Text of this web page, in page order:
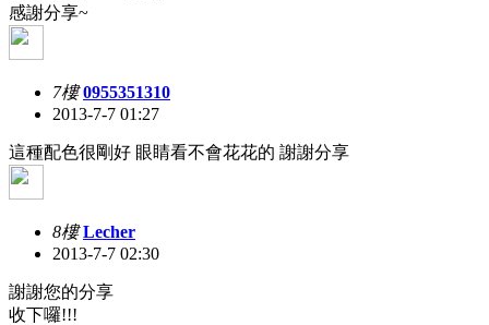
感謝分享~
7樓 0955351310
2013-7-7 01:27
這種配色很剛好 眼睛看不會花花的 謝謝分享
8樓 Lecher
2013-7-7 02:30
謝謝您的分享
收下囉!!!